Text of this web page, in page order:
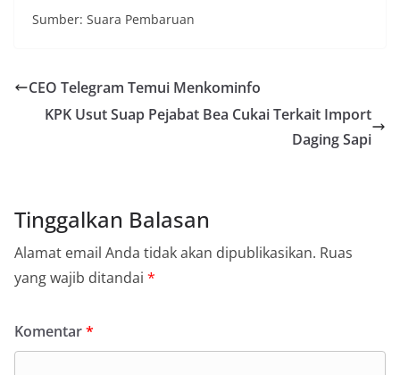
Sumber: Suara Pembaruan
CEO Telegram Temui Menkominfo
KPK Usut Suap Pejabat Bea Cukai Terkait Import
Daging Sapi
Tinggalkan Balasan
Alamat email Anda tidak akan dipublikasikan. Ruas
yang wajib ditandai *
Komentar*